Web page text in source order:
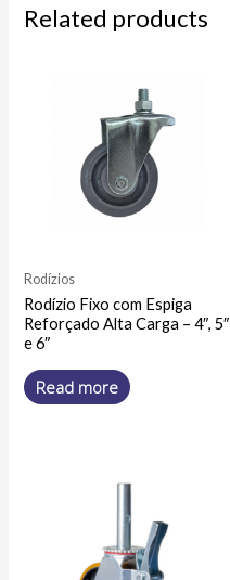
Related products
Rodízios
Rodízio Fixo com Espiga
Reforçado Alta Carga – 4″, 5″
e 6″
Read more